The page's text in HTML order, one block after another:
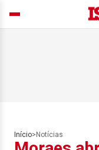
Início> Notícias